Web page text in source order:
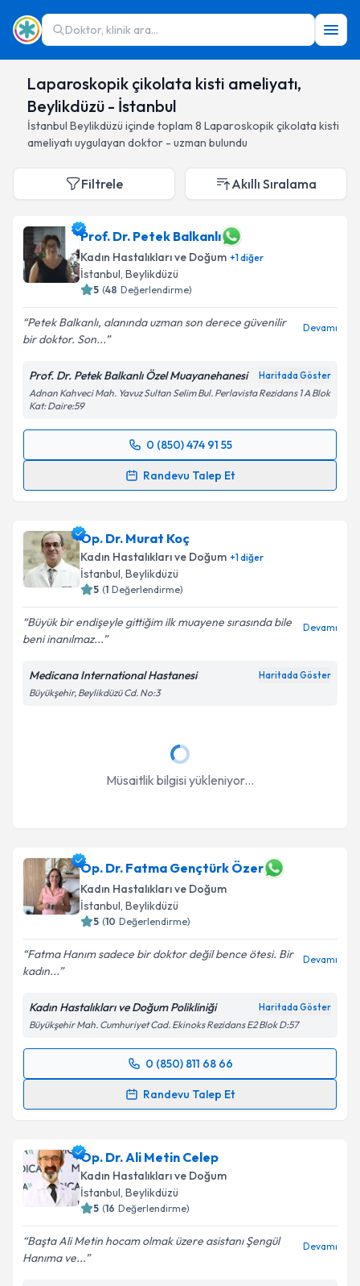
Doktor, klinik ara...
Laparoskopik çikolata kisti ameliyatı,
Beylikdüzü - İstanbul
İstanbul Beylikdüzü içinde toplam 8 Laparoskopik çikolata kisti
ameliyatı uygulayan doktor - uzman bulundu
Filtrele Akıllı Sıralama
Prof. Dr. Petek Balkanlı
Kadın Hastalıkları ve Doğum +1diğer
İstanbul, Beylikdüzü
5 (48 Değerlendirme)
Petek Balkanlı, alanında uzman son derece güvenilir
bir doktor. Son...
Devamı
Prof. Dr. Petek Balkanlı Özel Muayanehanesi Haritada Göster
Adnan Kahveci Mah. Yavuz Sultan Selim Bul. Perlavista Rezidans 1 A Blok
Kat: Daire:59
0 (850) 474 91 55
Randevu Talep Et
Randevu Takvimi Talebi
takvim hazırlandığında e-posta ile bilgilendireceğiz.
E-posta Adresiniz
kapsamda işlenmesini kabul ediyorum.
Op. Dr. Murat Koç
Kadın Hastalıkları ve Doğum +1diğer
İstanbul, Beylikdüzü
5 (1 Değerlendirme)
Büyük bir endişeyle gittiğim ilk muayene sırasında bile
beni inanılmaz...
Devamı
Medicana International Hastanesi Haritada Göster
Büyükşehir, Beylikdüzü Cd. No:3
Müsaitlik bilgisi yükleniyor...
Op. Dr. Fatma Gençtürk Özer
Kadın Hastalıkları ve Doğum
İstanbul, Beylikdüzü
5 (10 Değerlendirme)
Fatma Hanım sadece bir doktor değil bence ötesi. Bir
kadın...
Devamı
Kadın Hastalıkları ve Doğum Polikliniği Haritada Göster
Büyükşehir Mah. Cumhuriyet Cad. Ekinoks Rezidans E2 Blok D:57
0 (850) 811 68 66
Randevu Talep Et
Randevu Takvimi Talebi
için bir takvim hazırlandığında e-posta ile
bilgilendireceğiz.
E-posta Adresiniz
Op. Dr. Ali Metin Celep
Kadın Hastalıkları ve Doğum
İstanbul, Beylikdüzü
5 (16 Değerlendirme)
Başta Ali Metin hocam olmak üzere asistanı Şengül
Hanıma ve...
Devamı